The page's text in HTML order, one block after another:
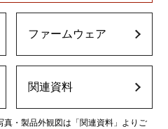
ファームウェア
関連資料
・製品外観図は「関連資料」よりご